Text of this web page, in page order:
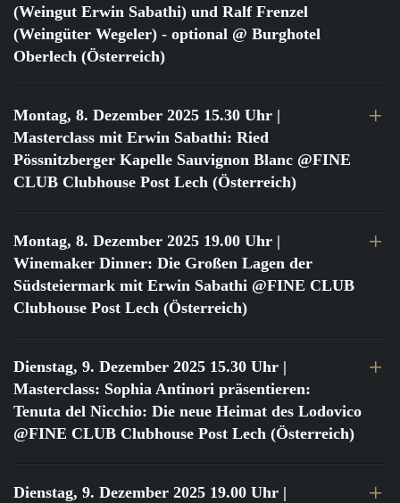
(Weingut Erwin Sabathi) und Ralf Frenzel
(Weingüter Wegeler) - optional @ Burghotel
Oberlech (Österreich)
Montag, 8. Dezember 2025 15.30 Uhr |
Masterclass mit Erwin Sabathi: Ried
Pössnitzberger Kapelle Sauvignon Blanc @FINE
CLUB Clubhouse Post Lech (Österreich)
Montag, 8. Dezember 2025 19.00 Uhr |
Winemaker Dinner: Die Großen Lagen der
Südsteiermark mit Erwin Sabathi @FINE CLUB
Clubhouse Post Lech (Österreich)
Dienstag, 9. Dezember 2025 15.30 Uhr |
Masterclass: Sophia Antinori präsentieren:
Tenuta del Nicchio: Die neue Heimat des Lodovico
@FINE CLUB Clubhouse Post Lech (Österreich)
Dienstag, 9. Dezember 2025 19.00 Uhr |